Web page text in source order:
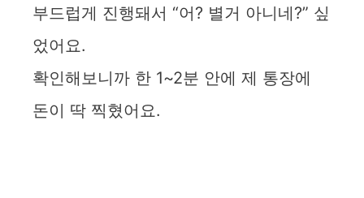
부드럽게 진행돼서 “어? 별거 아니네?” 싶
었어요.
확인해보니까 한 1~2분 안에 제 통장에
돈이 딱 찍혔어요.